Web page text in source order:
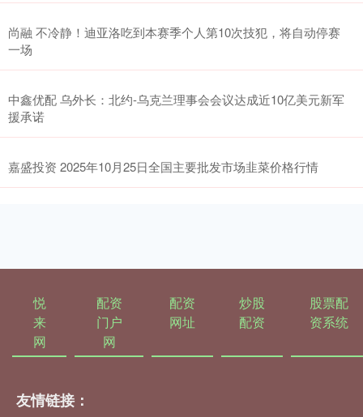
尚融 不冷静！迪亚洛吃到本赛季个人第10次技犯，将自动停赛
一场
中鑫优配 乌外长：北约-乌克兰理事会会议达成近10亿美元新军
援承诺
嘉盛投资 2025年10月25日全国主要批发市场韭菜价格行情
悦
来
网
配资
门户
网
配资
网址
炒股
配资
股票配
资系统
友情链接：